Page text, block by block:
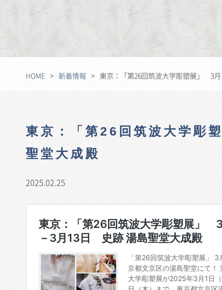
HOME 新着情報 東京：「第26回筑波大学彫塑展」 3
東京：「第26回筑波大学
聖堂大成殿
2025.02.25